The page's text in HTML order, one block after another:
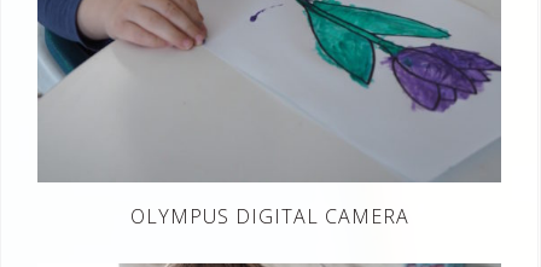
OLYMPUS DIGITAL CAMERA